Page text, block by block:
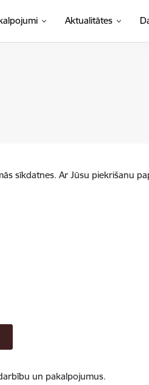
Aktualitātes
sīkdatnes. Ar Jūsu piekrišanu
un pakalpojumus.